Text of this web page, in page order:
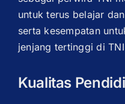
untuk terus belajar
serta kesempatan
jenjang tertinggi di
Kualitas